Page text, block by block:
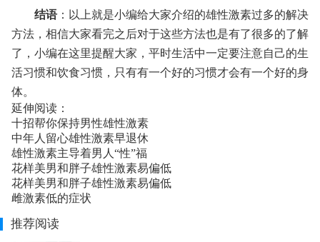
结语：以上就是小编给大家介绍的雄性激素过多的解决
方法，相信大家看完之后对于这些方法也是有了很多的了解
了，小编在这里提醒大家，平时生活中一定要注意自己的生
活习惯和饮食习惯，只有有一个好的习惯才会有一个好的身
体。
延伸阅读：
十招帮你保持男性雄性激素
中年人留心雄性激素早退休
雄性激素主导着男人“性”福
花样美男和胖子雄性激素易偏低
花样美男和胖子雄性激素易偏低
雌激素低的症状
推荐阅读